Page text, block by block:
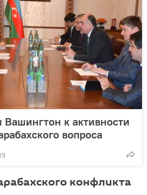
Вашингтон к активности
вопроса
конфликта